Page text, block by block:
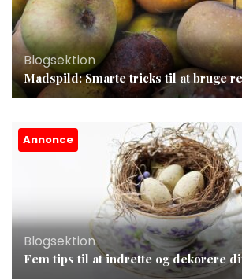
Blogsektion
Madspild: Smarte tricks til at bruge
Annonce
Blogsektion
Fem tips til at indrette og dekorere